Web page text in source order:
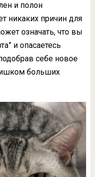
и полон
никаких причин для
означать, что вы
и опасаетесь
себе новое
больших